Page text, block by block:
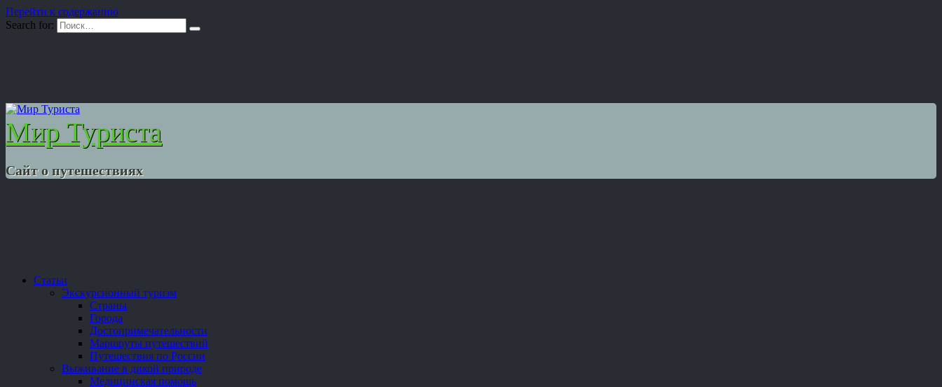
Перейти к содержанию
Search for:
Мир Туриста
Сайт о путешествиях
Статьи
Экскурсионный туризм
Страны
Города
Достопримечательности
Маршруты путешествий
Путешествия по России
Выживание в дикой природе
Медицинская помощь